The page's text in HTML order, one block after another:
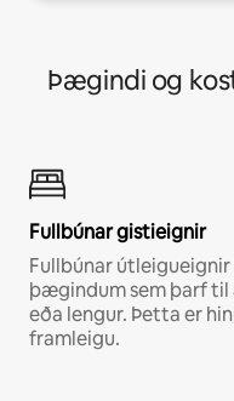
Þægindi og
Fullbúnar gistieignir
Fullbúnar
þægindum sem þarf til
eða lengur. Þetta er
framleigu.